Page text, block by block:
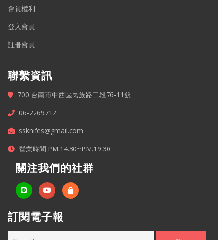
會員權利
登入會員
註冊會員
聯繫資訊
700 台南市中西區民族路二段76-11號
06-2269712
ssknifes@gmail.com
營業時間:PM:14:30~PM:19:30
關注我們的社群
訂閱電子報